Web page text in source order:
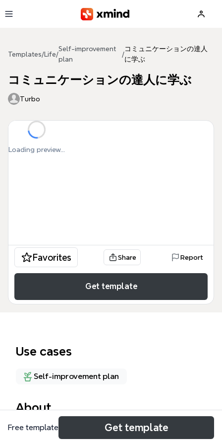
Templates/Life/
Self-improvement
plan
/
コミュニケーションの達人
に学ぶ
コミュニケーションの達人に学ぶ
Turbo
Loading preview...
Favorites Share Report
Get template
Use cases
Self-improvement plan
About
このマインドマップは、犬の行動から人間のコミュニ
Free template Get template